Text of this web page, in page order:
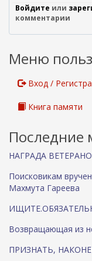
Войдите или
комментарии
Меню
Вход /
Книга памяти
Последние
НАГРАДА
Поисковикам
Махмута Гареева
Возвращающая из
ПРИЗНАТЬ,